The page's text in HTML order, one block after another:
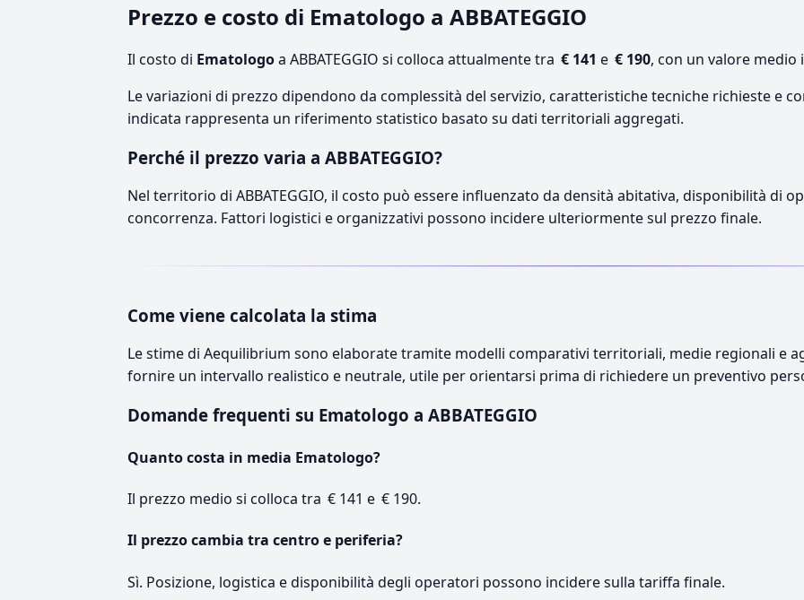
Prezzo e costo di Ematologo a ABBATEGGIO
Il costo di Ematologoa ABBATEGGIO si colloca attualmente tra € 141 e € 190, con un valore medio
Le variazioni di prezzo dipendono da complessità del servizio, caratteristiche tecniche richieste e
indicata rappresenta un riferimento statistico basato su dati territoriali aggregati.
Perché il prezzo varia a ABBATEGGIO?
Nel territorio di ABBATEGGIO, il costo può essere influenzato da densità abitativa, disponibilità di
concorrenza. Fattori logistici e organizzativi possono incidere ulteriormente sul prezzo finale.
Come viene calcolata la stima
Le stime di Aequilibrium sono elaborate tramite modelli comparativi territoriali, medie regionali e
fornire un intervallo realistico e neutrale, utile per orientarsi prima di richiedere un preventivo
Domande frequenti su Ematologo a ABBATEGGIO
Quanto costa in media Ematologo?
Il prezzo medio si colloca tra € 141 e € 190.
Il prezzo cambia tra centro e periferia?
Sì. Posizione, logistica e disponibilità degli operatori possono incidere sulla tariffa finale.